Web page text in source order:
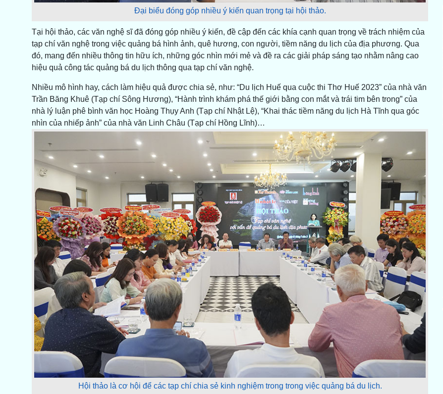
Đại biểu đóng góp nhiều ý kiến quan trọng tại hội thảo.
Tại hội thảo, các văn nghệ sĩ đã đóng góp nhiều ý kiến, đề cập đến các khía cạnh quan trọng về trách nhiệm của
tạp chí văn nghệ trong việc quảng bá hình ảnh, quê hương, con người, tiềm năng du lịch của địa phương. Qua
đó, mang đến nhiều thông tin hữu ích, những góc nhìn mới mẻ và đề ra các giải pháp sáng tạo nhằm nâng cao
hiệu quả công tác quảng bá du lịch thông qua tạp chí văn nghệ.
Nhiều mô hình hay, cách làm hiệu quả được chia sẻ, như: “Du lịch Huế qua cuộc thi Thơ Huế 2023” của nhà văn
Trần Băng Khuê (Tạp chí Sông Hương), “Hành trình khám phá thế giới bằng con mắt và trái tim bên trong” của
nhà lý luận phê bình văn học Hoàng Thụy Anh (Tạp chí Nhật Lệ), “Khai thác tiềm năng du lịch Hà Tĩnh qua góc
nhìn của nhiếp ảnh” của nhà văn Linh Châu (Tạp chí Hồng Lĩnh)…
Hội thảo là cơ hội để các tạp chí chia sẻ kinh nghiệm trong trong việc quảng bá du lịch.